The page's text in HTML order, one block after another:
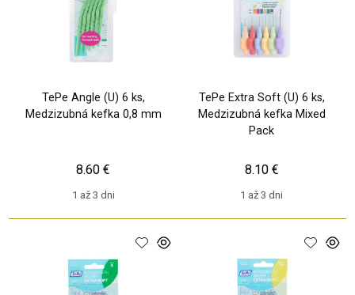
TePe Angle (U) 6 ks,
Medzizubná kefka 0,8 mm
1 až 3 dni
8.60 €
TePe Extra Soft (U) 6 ks,
Medzizubná kefka Mixed
Pack
1 až 3 dni
8.10 €